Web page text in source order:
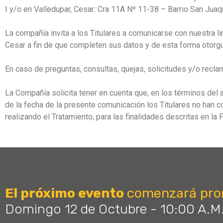
I y/o en Valledupar, Cesar: Cra 11A Nº 11-38 – Barrio San
La compañía invita a los Titulares a comunicarse con nuestra
Cesar a fin de que completen sus datos y de esta forma
En caso de preguntas, consultas, quejas, solicitudes y/o
La Compañía solicita tener en cuenta que, en los términos
de la fecha de la presente comunicación los Titulares no han
realizando el Tratamiento, para las finalidades descritas en la
El próximo evento comenzará
Domingo 12 de Octubre - 10:00